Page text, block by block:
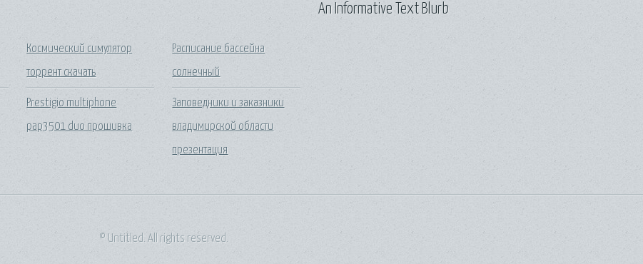
Космический симулятор
торрент скачать
Prestigio multiphone
pap3501 duo прошивка
Расписание бассейна
солнечный
Заповедники и заказники
владимирской области
презентация
An Informative Text Blurb
© Untitled. All rights reserved.